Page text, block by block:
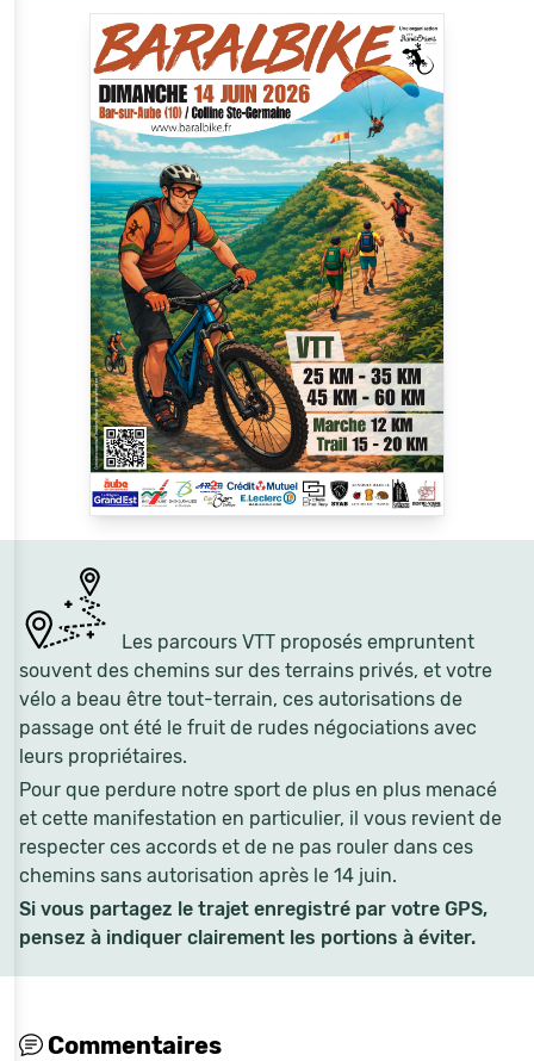
Les parcours VTT proposés empruntent
souvent des chemins sur des terrains privés, et votre
vélo a beau être tout-terrain, ces autorisations de
passage ont été le fruit de rudes négociations avec
leurs propriétaires.
Pour que perdure notre sport de plus en plus menacé
et cette manifestation en particulier, il vous revient de
respecter ces accords et de ne pas rouler dans ces
chemins sans autorisation après le 14 juin.
Si vous partagez le trajet enregistré par votre GPS,
pensez à indiquer clairement les portions à éviter.
Commentaires